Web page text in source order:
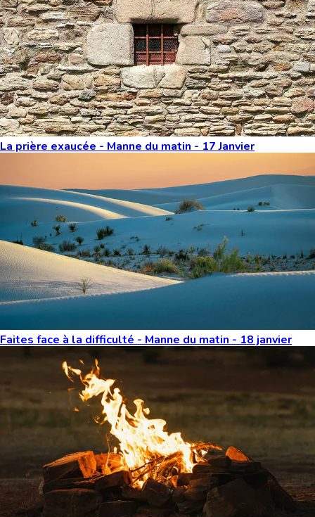
La prière exaucée - Manne du matin - 17 Janvier
Faites face à la difficulté - Manne du matin - 18 janvier